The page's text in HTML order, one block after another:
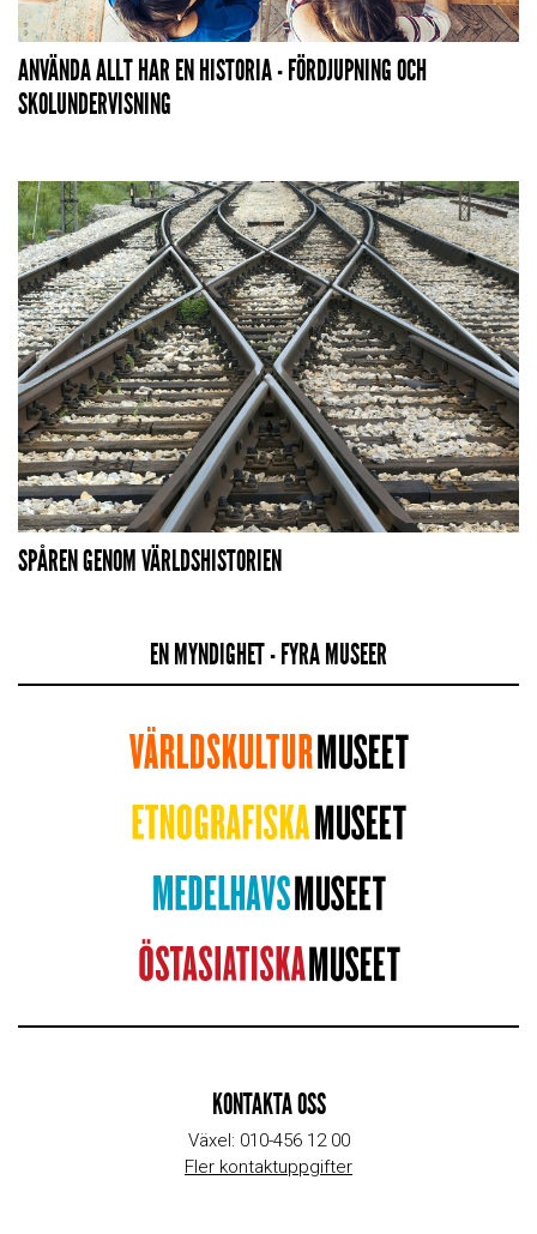
ANVÄNDA ALLT HAR EN HISTORIA - FÖRDJUPNING OCH
SKOLUNDERVISNING
SPÅREN GENOM VÄRLDSHISTORIEN
EN MYNDIGHET - FYRA MUSEER
KONTAKTA OSS
Växel: 010-456 12 00
Fler kontaktuppgifter